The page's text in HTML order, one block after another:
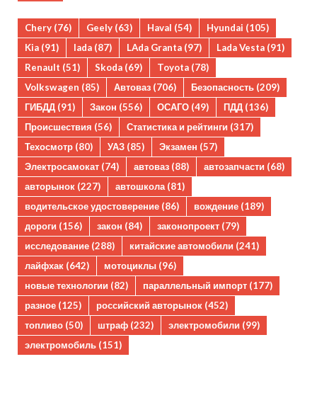
Chery (76) Geely (63) Haval (54) Hyundai (105)
Kia (91) lada (87) LAda Granta (97) Lada Vesta (91)
Renault (51) Skoda (69) Toyota (78)
Volkswagen (85) Автоваз (706) Безопасность (209)
ГИБДД (91) Закон (556) ОСАГО (49) ПДД (136)
Происшествия (56) Статистика и рейтинги (317)
Техосмотр (80) УАЗ (85) Экзамен (57)
Электросамокат (74) автоваз (88) автозапчасти (68)
авторынок (227) автошкола(81)
водительское удостоверение (86) вождение (189)
дороги (156) закон (84) законопроект (79)
исследование (288) китайские автомобили (241)
лайфхак (642) мотоциклы (96)
новые технологии (82) параллельный импорт (177)
разное (125) российский авторынок (452)
топливо (50) штраф (232) электромобили (99)
электромобиль (151)